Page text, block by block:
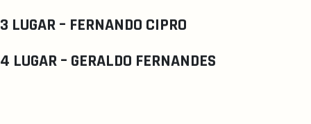
3 LUGAR – FERNANDO CIPRO
4 LUGAR – GERALDO FERNANDES